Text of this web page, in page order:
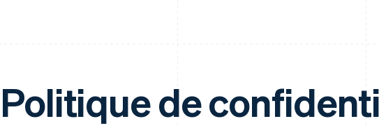
Politique de